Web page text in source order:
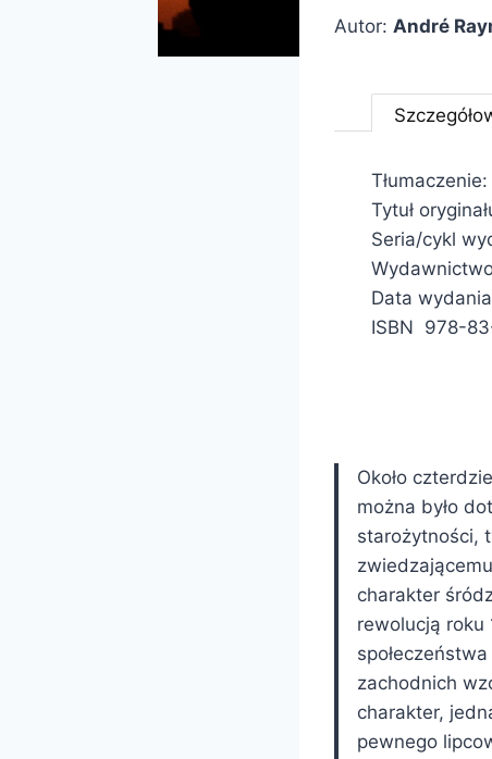
Autor: André
Tytuł
Seria/cykl
Data
ISBN 978-
Około
można było
starożytności,
charakter
rewolucją roku
zachodnich
charakter,
pewnego